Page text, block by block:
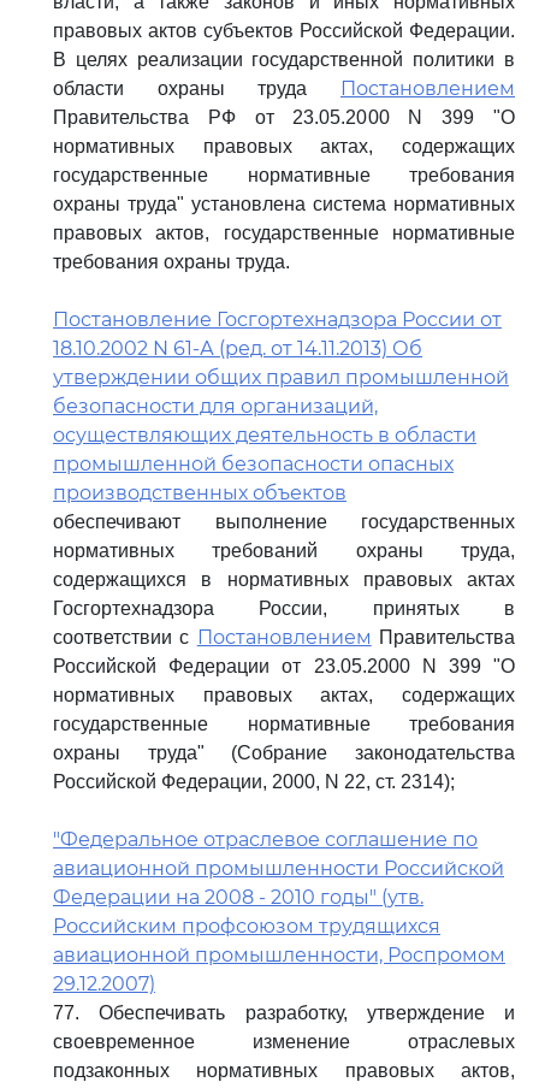
правовых актов субъектов Российской Федерации.
В целях реализации государственной политики в
области охраны труда
Постановлением
Правительства РФ от 23.05.2000 N 399 "О
нормативных правовых актах, содержащих
государственные нормативные требования
охраны труда" установлена система нормативных
правовых актов, государственные нормативные
требования охраны труда.
Постановление Госгортехнадзора России от
18.10.2002 N 61-А (ред. от 14.11.2013) Об
утверждении общих правил промышленной
безопасности для организаций,
осуществляющих деятельность в области
промышленной безопасности опасных
производственных объектов
обеспечивают выполнение государственных
нормативных требований охраны труда,
содержащихся в нормативных правовых актах
Госгортехнадзора России, принятых в
соответствии с Постановлением Правительства
Российской Федерации от 23.05.2000 N 399 "О
нормативных правовых актах, содержащих
государственные нормативные требования
охраны труда" (Собрание законодательства
Российской Федерации, 2000, N 22, ст. 2314);
"Федеральное отраслевое соглашение по
авиационной промышленности Российской
Федерации на 2008 - 2010 годы" (утв.
Российским профсоюзом трудящихся
авиационной промышленности, Роспромом
29.12.2007)
77. Обеспечивать разработку, утверждение и
своевременное изменение отраслевых
подзаконных нормативных правовых актов,